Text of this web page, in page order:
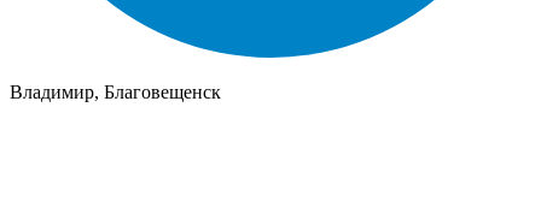
Владимир, Благовещенск